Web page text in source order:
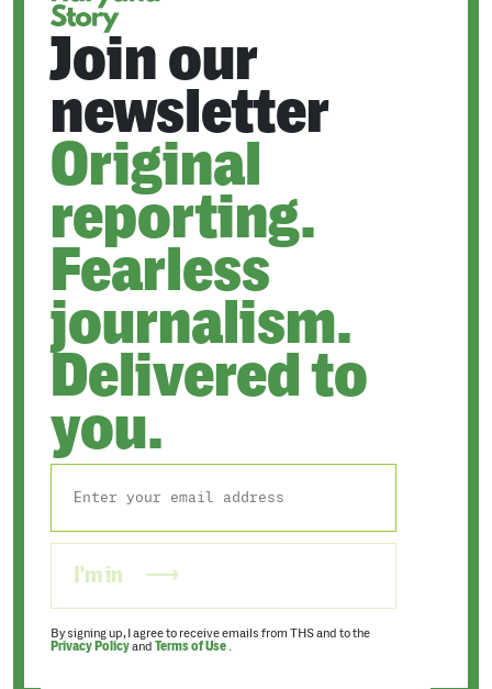
Join our
newsletter
Original
reporting.
Fearless
journalism.
Delivered to
you.
I'm in
By signing up, I agree to receive emails from THS and to the
Privacy Policyand Terms of Use .